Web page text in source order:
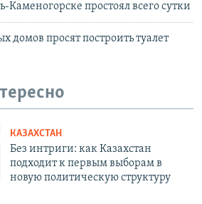
Каменогорске простоял всего сутки
домов просят построить туалет
КАЗАХСТАН
Без интриги: как Казахстан
подходит к первым выборам в
новую политическую структуру